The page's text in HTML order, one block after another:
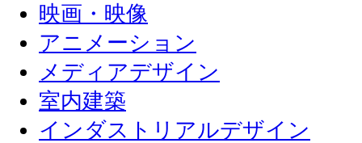
映画・映像
アニメーション
メディアデザイン
室内建築
インダストリアルデザイン